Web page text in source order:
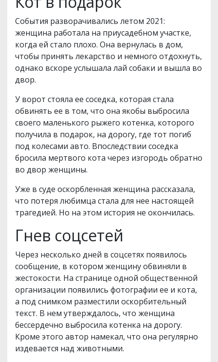
События разворачивались летом 2021:
женщина работала на приусадебном участке,
когда ей стало плохо. Она вернулась в дом,
чтобы принять лекарство и немного отдохнуть,
однако вскоре услышала лай собаки и вышла во
двор.
У ворот стояла ее соседка, которая стала
обвинять ее в том, что она якобы выбросила
своего маленького рыжего котенка, которого
получила в подарок, на дорогу, где тот погиб
под колесами авто. Впоследствии соседка
бросила мертвого кота через изгородь обратно
во двор женщины.
Уже в суде оскорбленная женщина рассказала,
что потеря любимца стала для нее настоящей
трагедией. Но на этом история не окончилась.
Гнев соцсетей
Через несколько дней в соцсетях появилось
сообщение, в котором женщину обвиняли в
жестокости. На странице одной общественной
организации появились фотографии ее и кота,
а под снимком разместили оскорбительный
текст. В нем утверждалось, что женщина
бессердечно выбросила котенка на дорогу.
Кроме этого автор намекал, что она регулярно
издевается над животными.